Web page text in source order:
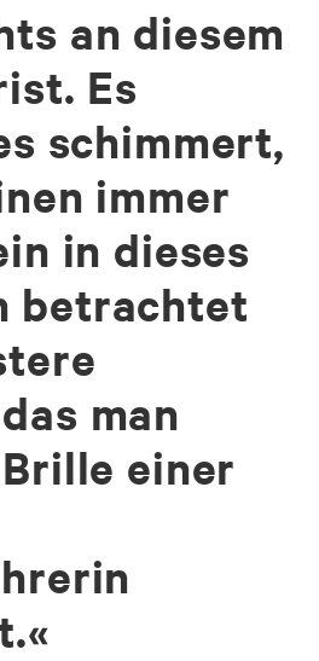
an diesem
Es
schimmert,
immer
in dieses
betrachtet
man
einer